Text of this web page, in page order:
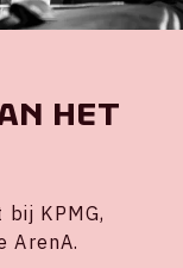
het
KPMG,
ArenA.